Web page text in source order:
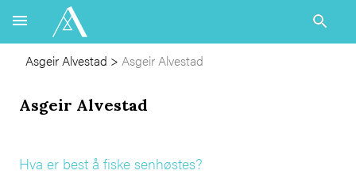
Asgeir Alvestad > Asgeir Alvestad
Asgeir Alvestad
Hva er best å fiske senhøstes?